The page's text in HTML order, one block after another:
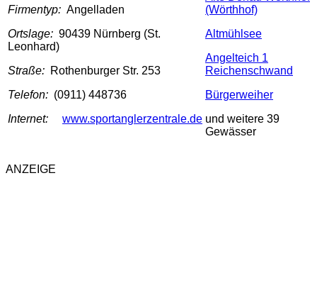
Firmentyp: Angelladen
Ortslage: 90439 Nürnberg (St.
Leonhard)
Straße: Rothenburger Str. 253
Telefon: (0911) 448736
Internet:
www.sportanglerzentrale.de
(Wörthhof)
Altmühlsee
Angelteich 1
Reichenschwand
Bürgerweiher
und weitere 39
Gewässer
ANZEIGE